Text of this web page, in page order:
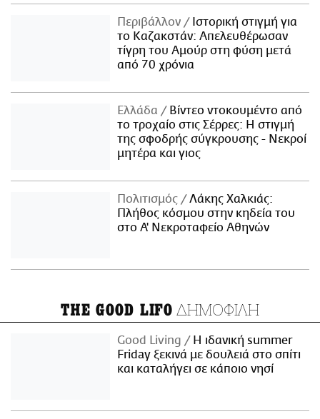
Περιβάλλον
Ιστορική στιγμή για
το Καζακστάν: Απελευθέρωσαν
τίγρη του Αμούρ στη φύση μετά
από 70 χρόνια
Ελλάδα
Βίντεο ντοκουμέντο από
το τροχαίο στις Σέρρες: Η στιγμή
της σφοδρής σύγκρουσης - Νεκροί
μητέρα και γιος
Πολιτισμός
Λάκης Χαλκιάς:
Πλήθος κόσμου στην κηδεία του
στο Α' Νεκροταφείο Αθηνών
THE GOOD LIFO ΔΗΜΟΦΙΛΗ
Good Living
Η ιδανική summer
Friday ξεκινά με δουλειά στο σπίτι
και καταλήγει σε κάποιο νησί